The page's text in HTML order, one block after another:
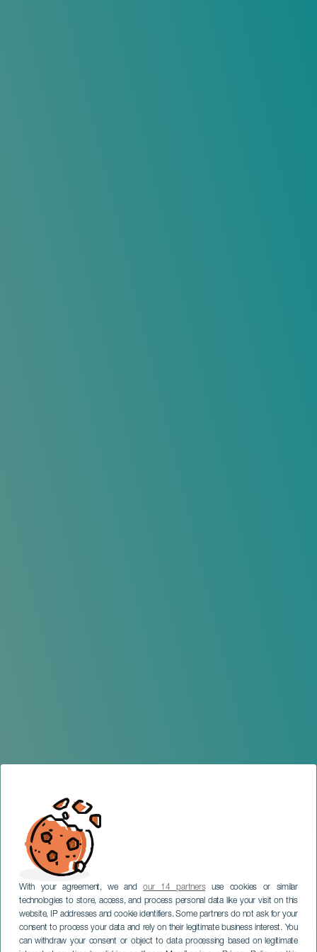
With your agreement, we andour 14 partnersuse cookies or similar
technologies to store, access, and process personal data like your visit on this
website, IP addresses and cookie identifiers. Some partners do not ask for your
consent to process your data and rely on their legitimate business interest. You
can withdraw your consent or object to data processing based on legitimate
GRAN CANARIA